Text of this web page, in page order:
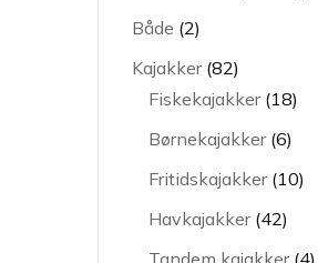
Både 22
varer
Kajakker 8282
varer
Fiskekajakker 1818
Børnekajakker 66
varer
Fritidskajakker 1010
Havkajakker 4242
varer
Tandem kajakker 44